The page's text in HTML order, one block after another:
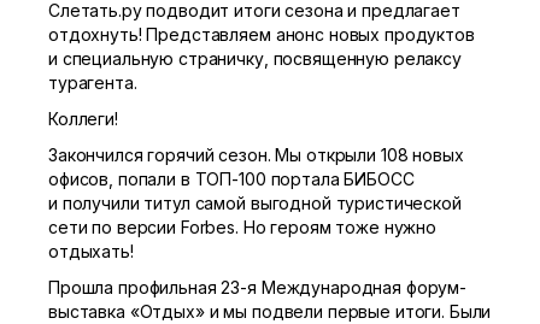
Слетать.ру подводит итоги сезона и предлагает
отдохнуть! Представляем анонс новых продуктов
и специальную страничку, посвященную релаксу
турагента.
Коллеги!
Закончился горячий сезон. Мы открыли 108 новых
офисов, попали в ТОП-100 портала БИБОСС
и получили титул самой выгодной туристической
сети по версии Forbes. Но героям тоже нужно
отдыхать!
Прошла профильная23-я Международная форум-
выставка «Отдых» и мы подвели первые итоги. Были